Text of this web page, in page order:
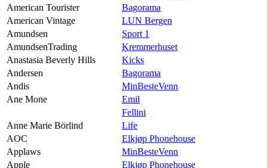
American Tourister
Bagorama
American Vintage
LUN Bergen
Amundsen
Sport 1
AmundsenTrading
Kremmerhuset
Anastasia Beverly Hills
Kicks
Andersen
Bagorama
Andis
MinBesteVenn
Ane Mone
Emil
Fellini
Anne Marie Börlind
Life
AOC
Elkjøp Phonehouse
Applaws
MinBesteVenn
Apple
Elkjøp Phonehouse